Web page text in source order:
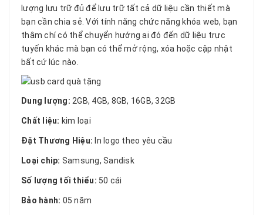
lượng lưu trữ đủ để lưu trữ tất cả dữ liệu cần thiết mà
bạn cần chia sẻ. Với tính năng chức năng khóa web, bạn
thậm chí có thể chuyển hướng ai đó đến dữ liệu trực
tuyến khác mà bạn có thể mở rộng, xóa hoặc cập nhật
bất cứ lúc nào.
Dung lượng: 2GB, 4GB, 8GB, 16GB, 32GB
Chất liệu: kim loại
Đặt Thương Hiệu: In logo theo yêu cầu
Loại chip: Samsung, Sandisk
Số lượng tối thiểu: 50 cái
Bảo hành: 05 năm